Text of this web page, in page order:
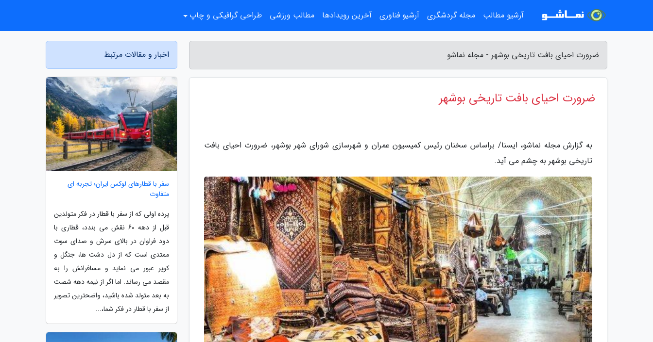
ضرورت احیای بافت تاریخی بوشهر - مجله نماشو
ضرورت احیای بافت تاریخی بوشهر
به گزارش مجله نماشو، ایسنا/ براساس سخنان رئیس کمیسیون عمران و شهرسازی شورای شهر بوشهر، ضرورت احیای بافت
تاریخی بوشهر به چشم می آید.
اخبار و مقالات مرتبط
سفر با قطارهای لوکس ایران؛ تجربه ای
متفاوت
پرده اولی که از سفر با قطار در فکر متولدین
قبل از دهه 60 نقش می بندد، قطاری با
دود فراوان در بالای سرش و صدای سوت
ممتدی است که از دل دشت ها، جنگل و
کویر عبور می نماید و مسافرانش را به
مقصد می رساند. اما اگر از نیمه دهه شصت
به بعد متولد شده باشید، واضحترین تصویر
از سفر با قطار در فکر شما،...
آرشیو مطالب مجله گردشگری آرشیو فناوری آخرین رویدادها مطالب ورزشی طراحی گرافیکی و چاپ